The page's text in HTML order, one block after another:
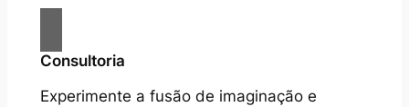
Consultoria
Experimente a fusão de imaginação e